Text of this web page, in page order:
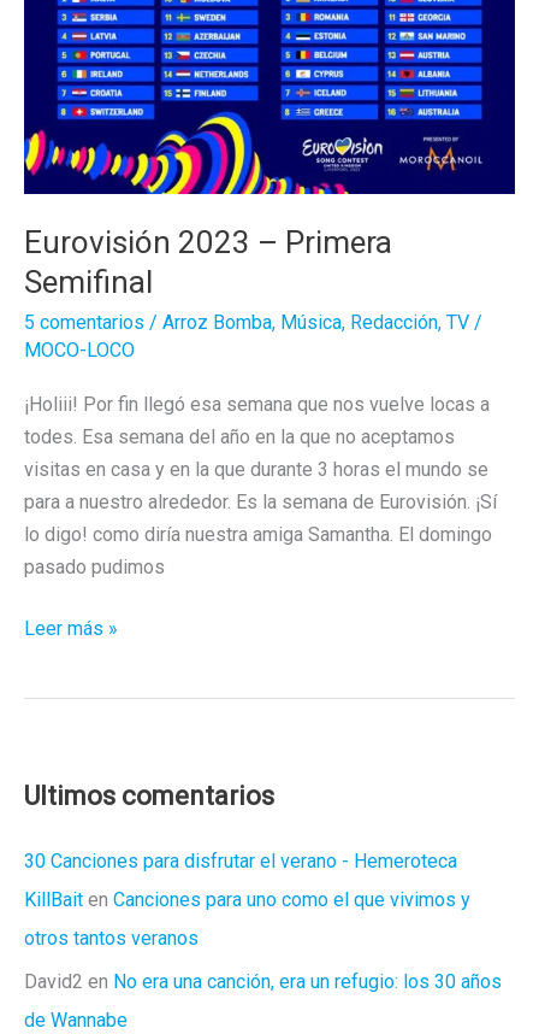
Eurovisión 2023 – Primera
Semifinal
5 comentarios / Arroz Bomba, Música, Redacción, TV /
MOCO-LOCO
¡Holiii! Por fin llegó esa semana que nos vuelve locas a
todes. Esa semana del año en la que no aceptamos
visitas en casa y en la que durante 3 horas el mundo se
para a nuestro alrededor. Es la semana de Eurovisión. ¡Sí
lo digo! como diría nuestra amiga Samantha. El domingo
pasado pudimos
Eurovisión
Leer más »
Ultimos comentarios
30 Canciones para disfrutar el verano - Hemeroteca
KillBait en Canciones para uno como el que vivimos y
otros tantos veranos
David2 en No era una canción, era un refugio: los 30 años
de Wannabe